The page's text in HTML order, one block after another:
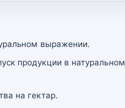
выражении.
продукции в натуральном
на гектар.